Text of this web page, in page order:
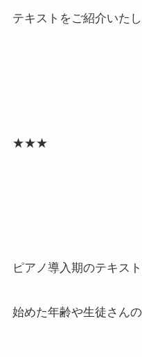
テキストをご紹介いた
★★★
ピアノ導入期のテキス
始めた年齢や生徒さん